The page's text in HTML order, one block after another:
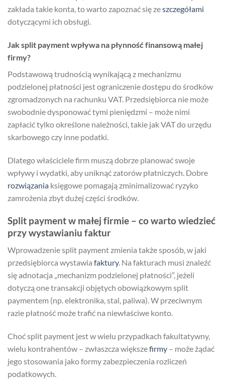
zakłada takie konta, to warto zapoznać się zeszczegółami
dotyczącymi ich obsługi.
Jak split payment wpływa na płynność finansową małej
firmy?
Podstawową trudnością wynikającą z mechanizmu
podzielonej płatności jest ograniczenie dostępu do środków
zgromadzonych na rachunku VAT. Przedsiębiorca nie może
swobodnie dysponować tymi pieniędzmi – może nimi
zapłacić tylko określone należności, takie jak VAT do urzędu
skarbowego czy inne podatki.
Dlatego właściciele firm muszą dobrze planować swoje
wpływy i wydatki, aby uniknąć zatorów płatniczych. Dobre
rozwiązania księgowe pomagają zminimalizować ryzyko
zamrożenia zbyt dużej części środków.
Split payment w małej firmie – co warto wiedzieć
przy wystawianiu faktur
Wprowadzenie split payment zmienia także sposób, w jaki
przedsiębiorca wystawia faktury. Na fakturach musi znaleźć
się adnotacja „mechanizm podzielonej płatności”, jeżeli
dotyczą one transakcji objętych obowiązkowym split
paymentem (np. elektronika, stal, paliwa). W przeciwnym
razie płatność może trafić na niewłaściwe konto.
Choć split payment jest w wielu przypadkach fakultatywny,
wielu kontrahentów – zwłaszcza większefirmy – może żądać
jego stosowania jako formy zabezpieczenia rozliczeń
podatkowych.